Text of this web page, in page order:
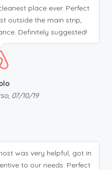
place ever. Perfect
outside the main strip,
Definitely suggested!
07/10/19
was very helpful, got in
to our needs. Perfect